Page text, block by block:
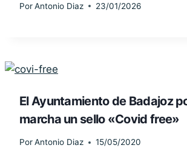
PorAntonio Diaz 23/01/2026
El Ayuntamiento de Badajoz
marcha un sello «Covid free»
PorAntonio Diaz 15/05/2020